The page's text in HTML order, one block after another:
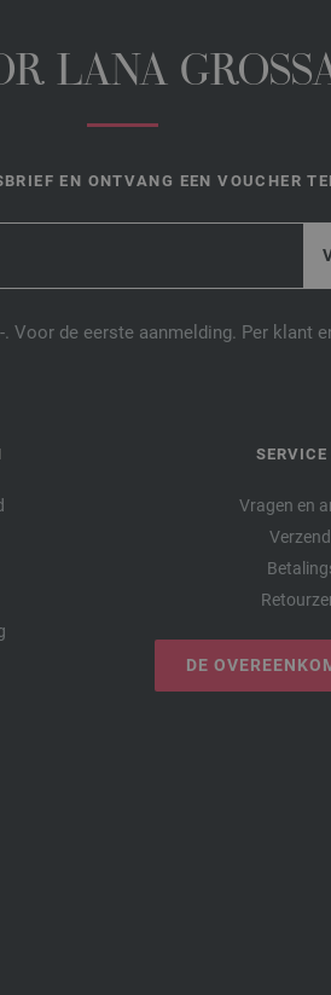
LANA
EN ONTVANG EEN VOUCHER
de eerste aanmelding. Per klant
Vragen en
DE